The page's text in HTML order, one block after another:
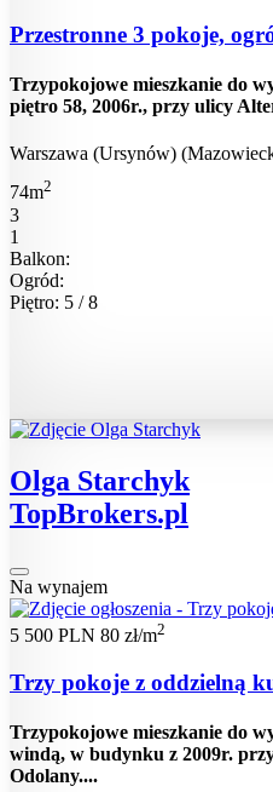
Przestronne 3 pokoje,
Trzypokojowe mieszkanie do
piętro 58, 2006r., przy ulicy
Warszawa (Ursynów)
74m2
3
1
Balkon:
Ogród:
Piętro: 5 / 8
Olga Starchyk
TopBrokers.pl
Na wynajem
5 500 PLN 80 zł/m2
Trzy pokoje z oddzielną
Trzypokojowe mieszkanie do
windą, w budynku z 2009r.
Odolany....